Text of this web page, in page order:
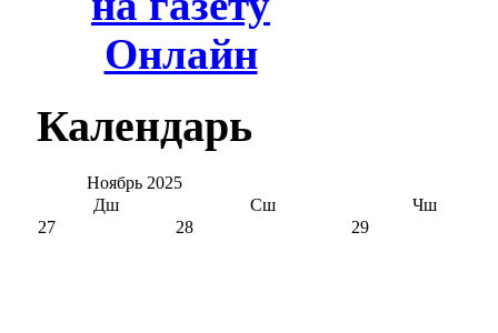
Онлайн
Календарь
Ноябрь 2025
Дш
Сш
Чш
27
28 29